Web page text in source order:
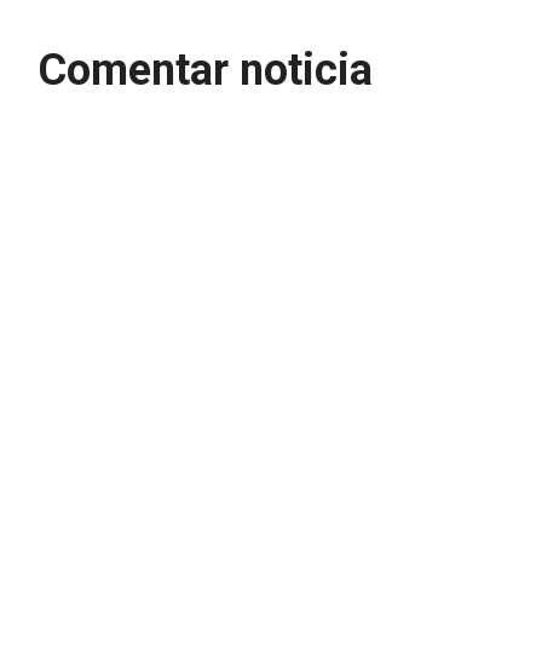
Comentar noticia